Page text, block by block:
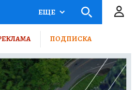
ЕЩЕ
ПОДПИСКА